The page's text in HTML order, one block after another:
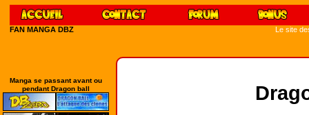
FAN MANGA DBZ Le site
Manga se passant avant ou
pendant Dragon ball